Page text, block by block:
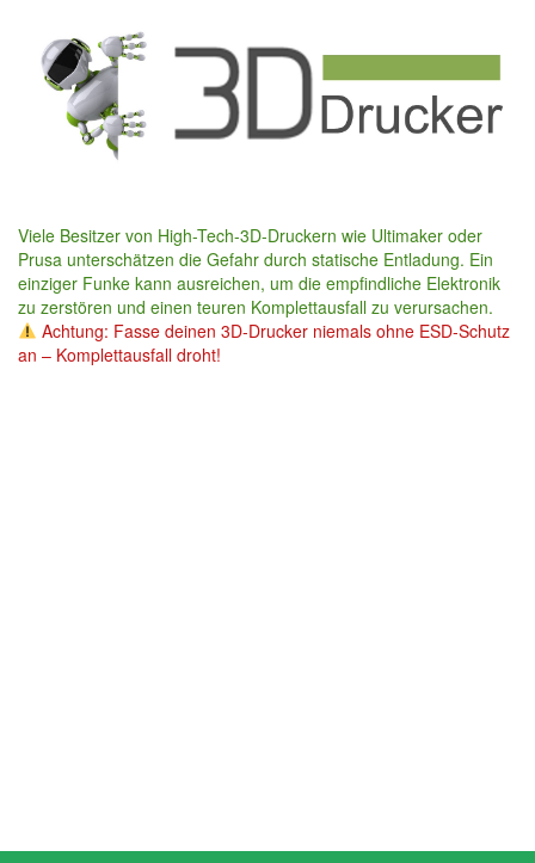
content
Viele Besitzer von High-Tech-3D-Druckern wie Ultimaker oder
Prusa unterschätzen die Gefahr durch statische Entladung. Ein
einziger Funke kann ausreichen, um die empfindliche Elektronik
zu zerstören und einen teuren Komplettausfall zu verursachen.
Achtung: Fasse deinen 3D-Drucker niemals ohne ESD-Schutz
an – Komplettausfall droht!